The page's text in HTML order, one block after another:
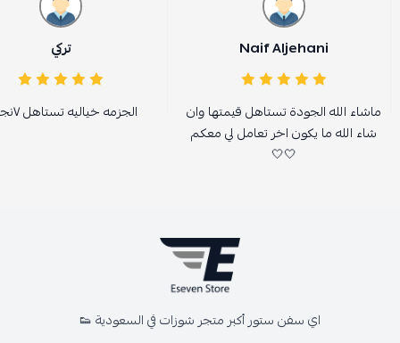
Naif Aljehani
ماشاء الله الجودة تستاهل قيمتها وان
شاء الله ما يكون اخر تعامل لي معكم
🤍🤍
تركي
الجزمه خياليه تستاهل ٧نجون
اي سفن ستور أكبر متجر شوزات في السعودية 👟